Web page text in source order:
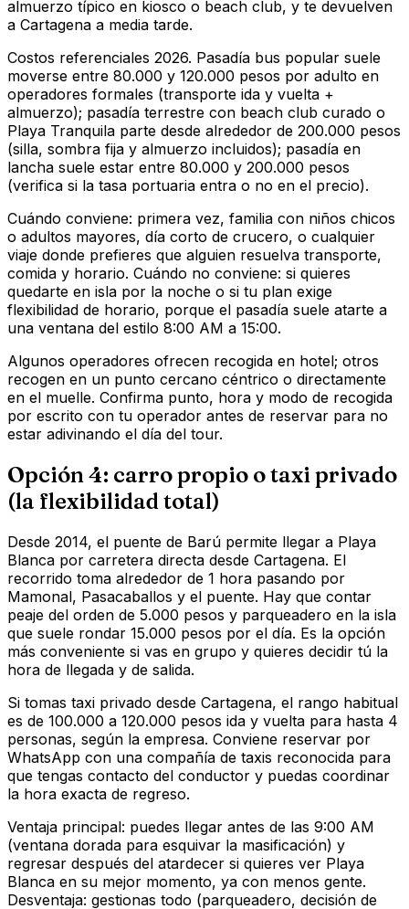
almuerzo típico en kiosco o beach club, y te devuelven
a Cartagena a media tarde.
Costos referenciales 2026. Pasadía bus popular suele
moverse entre 80.000 y 120.000 pesos por adulto en
operadores formales (transporte ida y vuelta +
almuerzo); pasadía terrestre con beach club curado o
Playa Tranquila parte desde alrededor de 200.000 pesos
(silla, sombra fija y almuerzo incluidos); pasadía en
lancha suele estar entre 80.000 y 200.000 pesos
(verifica si la tasa portuaria entra o no en el precio).
Cuándo conviene: primera vez, familia con niños chicos
o adultos mayores, día corto de crucero, o cualquier
viaje donde prefieres que alguien resuelva transporte,
comida y horario. Cuándo no conviene: si quieres
quedarte en isla por la noche o si tu plan exige
flexibilidad de horario, porque el pasadía suele atarte a
una ventana del estilo 8:00 AM a 15:00.
Algunos operadores ofrecen recogida en hotel; otros
recogen en un punto cercano céntrico o directamente
en el muelle. Confirma punto, hora y modo de recogida
por escrito con tu operador antes de reservar para no
estar adivinando el día del tour.
Opción 4: carro propio o taxi privado
(la flexibilidad total)
Desde 2014, el puente de Barú permite llegar a Playa
Blanca por carretera directa desde Cartagena. El
recorrido toma alrededor de 1 hora pasando por
Mamonal, Pasacaballos y el puente. Hay que contar
peaje del orden de 5.000 pesos y parqueadero en la isla
que suele rondar 15.000 pesos por el día. Es la opción
más conveniente si vas en grupo y quieres decidir tú la
hora de llegada y de salida.
Si tomas taxi privado desde Cartagena, el rango habitual
es de 100.000 a 120.000 pesos ida y vuelta para hasta 4
personas, según la empresa. Conviene reservar por
WhatsApp con una compañía de taxis reconocida para
que tengas contacto del conductor y puedas coordinar
la hora exacta de regreso.
Ventaja principal: puedes llegar antes de las 9:00 AM
(ventana dorada para esquivar la masificación) y
regresar después del atardecer si quieres ver Playa
Blanca en su mejor momento, ya con menos gente.
Desventaja: gestionas todo (parqueadero, decisión de